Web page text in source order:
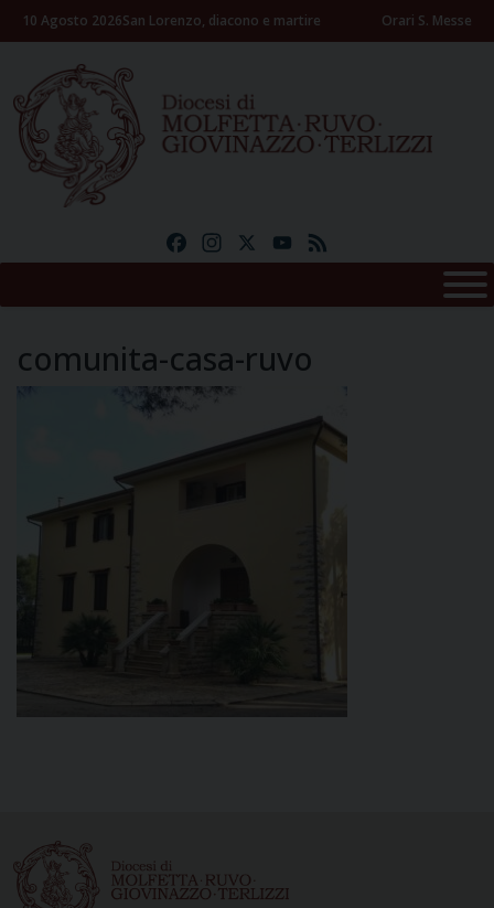
Skip10 Agosto 2026San Lorenzo, diacono e martire Orari S. Messe
FacebookInstagramYouTube
comunita-casa-ruvo